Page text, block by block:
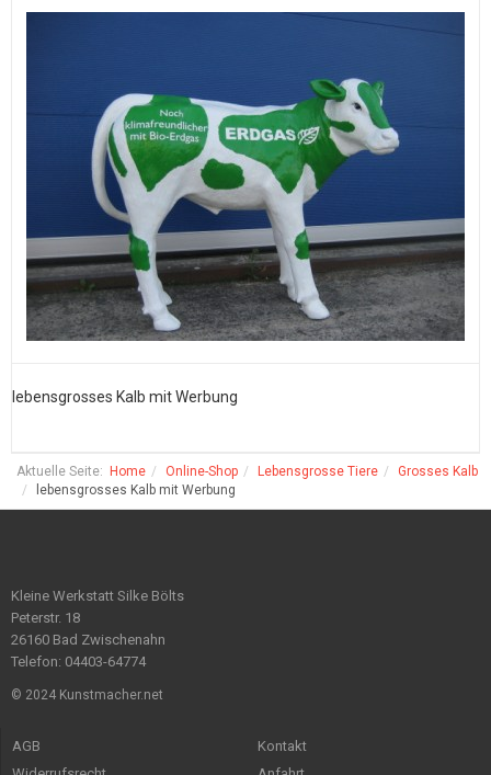
lebensgrosses Kalb mit Werbung
Aktuelle Seite: Home Online-Shop Lebensgrosse Tiere
Grosses Kalb
lebensgrosses Kalb mit Werbung
Kleine Werkstatt Silke Bölts
Peterstr. 18
26160 Bad Zwischenahn
Telefon: 04403-64774
© 2024 Kunstmacher.net
AGB
Kontakt